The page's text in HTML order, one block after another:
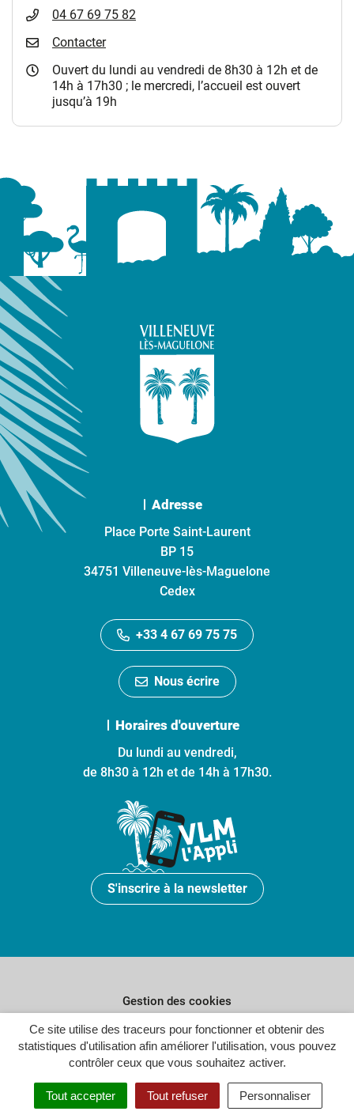
Ce site utilise des traceurs pour fonctionner et obtenir des
statistiques d'utilisation afin améliorer l'utilisation, vous pouvez
contrôler ceux que vous souhaitez activer.
Tout accepter Tout refuser Personnaliser
04 67 69 75 82
Contacter
Ouvert du lundi au vendredi de 8h30 à 12h et de
14h à 17h30 ; le mercredi, l’accueil est ouvert
jusqu’à 19h
Adresse
Place Porte Saint-Laurent
BP 15
34751 Villeneuve-lès-Maguelone
Cedex
+33 4 67 69 75 75
Nous écrire
Horaires d'ouverture
Du lundi au vendredi,
de 8h30 à 12h et de 14h à 17h30.
S'inscrire à la newsletter
Gestion des cookies
Plan du site
Politique de confidentialité
Crédits